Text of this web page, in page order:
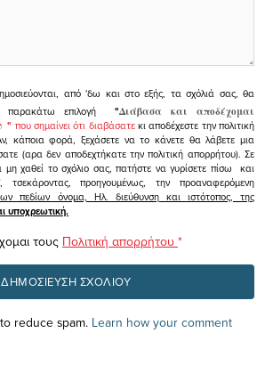
από 'δω και στο εξής, τα σχόλιά σας, θα
παρακάτω επιλογή
"Διάβασα και αποδέχομαι
" που σημαίνει ότι διαβάσατεκι αποδέχεστε την πολιτική
κάποια φορά, ξεχάσετε να το κάνετε θα λάβετε μια
(αρα δεν αποδεχτήκατε την πολιτική απορρήτου). Σε
χαθεί το σχόλιο σας, πατήστε να γυρίσετε πίσω και
τσεκάροντας, προηγουμένως, την προαναφερόμενη
πεδίων όνομα, Ηλ. διεύθυνση και ιστότοπος, της
υποχρεωτική.
τους Πολιτική απορρήτου *
reduce spam. Learn how your comment